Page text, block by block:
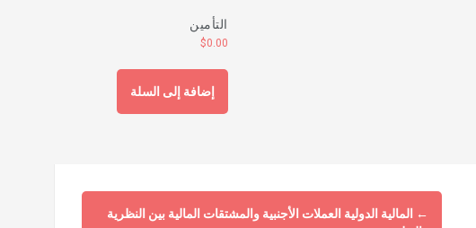
التأمين
$0.00
إضافة إلى السلة
←
المالية الدولية العملات الأجنبية والمشتقات المالية بين النظرية